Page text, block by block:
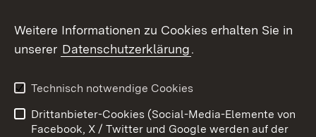
Barrierefreiheit
Benutzungshinweise
Impressum
Cookies
Weitere Informationen zu Cookies erhalten Sie in
unserer Datenschutzerklärung.
Technisch notwendige Cookies
Drittanbieter-Cookies (Social-Media-Elemente von
Facebook, X / Twitter und Google werden auf der